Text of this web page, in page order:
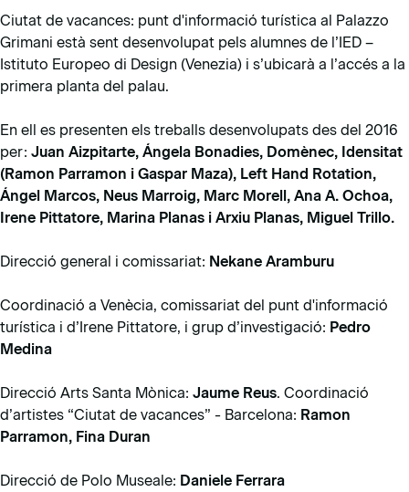
Ciutat de vacances: punt d'informació turística al Palazzo
Grimani està sent desenvolupat pels alumnes de l’IED –
Istituto Europeo di Design (Venezia) i s’ubicarà a l’accés a la
primera planta del palau.
En ell es presenten els treballs desenvolupats des del 2016
per: Juan Aizpitarte, Ángela Bonadies, Domènec, Idensitat
(Ramon Parramon i Gaspar Maza), Left Hand Rotation,
Ángel Marcos, Neus Marroig, Marc Morell, Ana A. Ochoa,
Irene Pittatore, Marina Planas i Arxiu Planas, Miguel Trillo.
Direcció general i comissariat: Nekane Aramburu
Coordinació a Venècia, comissariat del punt d'informació
turística i d’Irene Pittatore, i grup d’investigació: Pedro
Medina
Direcció Arts Santa Mònica: Jaume Reus. Coordinació
d’artistes “Ciutat de vacances” - Barcelona: Ramon
Parramon, Fina Duran
Direcció de Polo Museale: Daniele Ferrara